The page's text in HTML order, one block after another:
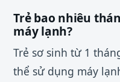
Trẻ bao nhiêu
máy lạnh?
Trẻ sơ sinh từ 1
thể sử dụng máy